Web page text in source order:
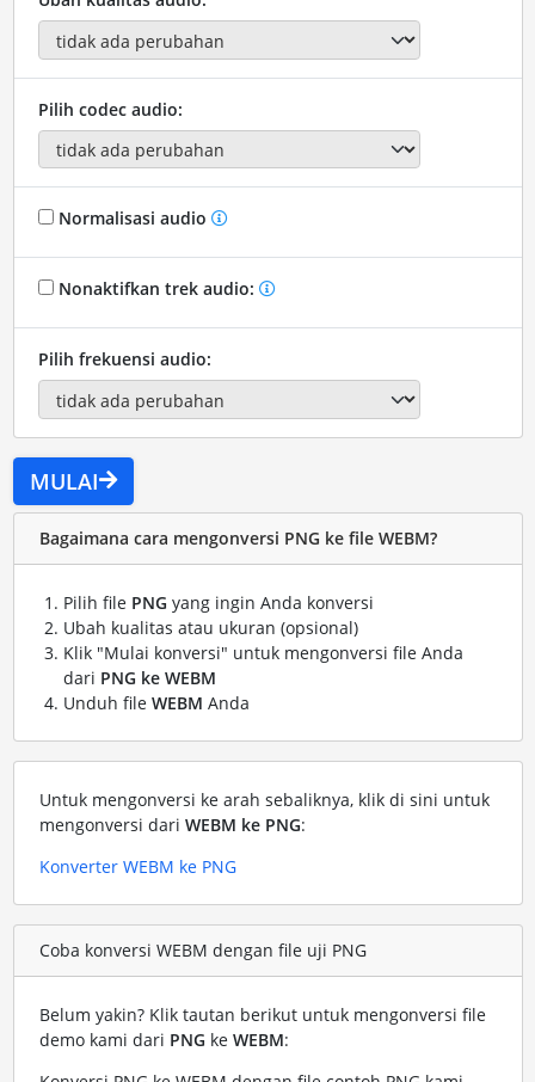
Pilih codec audio:
Normalisasi audio
Nonaktifkan trek audio:
Pilih frekuensi audio:
MULAI
Bagaimana cara mengonversi PNG ke file WEBM?
Pilih file PNG yang ingin Anda konversi
Ubah kualitas atau ukuran (opsional)
Klik "Mulai konversi" untuk mengonversi file Anda
dari PNG ke WEBM
Unduh file WEBM Anda
Untuk mengonversi ke arah sebaliknya, klik di sini untuk
mengonversi dari WEBM ke PNG:
Konverter WEBM ke PNG
Coba konversi WEBM dengan file uji PNG
Belum yakin? Klik tautan berikut untuk mengonversi file
demo kami dari PNG ke WEBM: